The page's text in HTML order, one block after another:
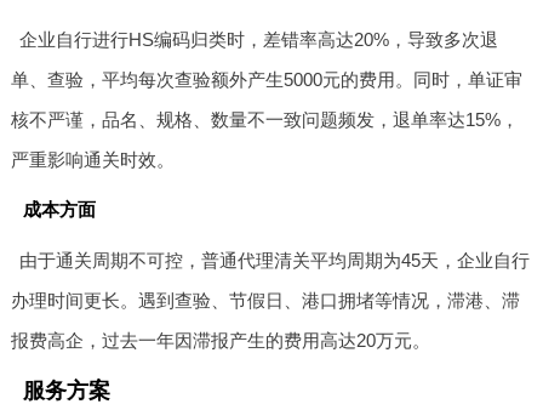
企业自行进行HS编码归类时，差错率高达20%，导致多次退
单、查验，平均每次查验额外产生5000元的费用。同时，单证审
核不严谨，品名、规格、数量不一致问题频发，退单率达15%，
严重影响通关时效。
成本方面
由于通关周期不可控，普通代理清关平均周期为45天，企业自行
办理时间更长。遇到查验、节假日、港口拥堵等情况，滞港、滞
报费高企，过去一年因滞报产生的费用高达20万元。
服务方案